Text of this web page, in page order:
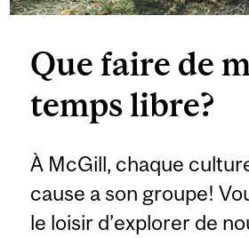
Que faire de
temps libre?
À McGill, chaque
cause a son groupe!
le loisir d’explorer de